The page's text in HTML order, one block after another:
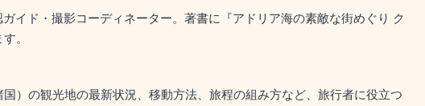
イド・撮影コーディネーター。著書に『アドリア海の素敵な街めぐり ク
。
）の観光地の最新状況、移動方法、旅程の組み方など、旅行者に役立つ